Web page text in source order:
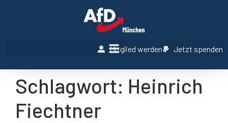
Mitglied werden Jetzt spenden
Schlagwort: Heinrich
Fiechtner